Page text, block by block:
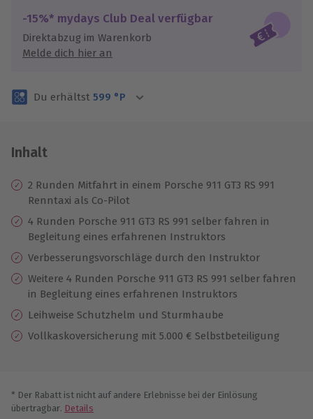
Jeder Gutschein für alle Erlebnisse einlösbar.
Maximale Sicherheit
3 Jahre gültig & verlängerbar.
-15%* mydays Club Deal verfügbar
Direktabzug im Warenkorb
Melde dich hier an
Du erhältst 599 °P
Inhalt
2 Runden Mitfahrt in einem Porsche 911 GT3 RS 991
Renntaxi als Co-Pilot
4 Runden Porsche 911 GT3 RS 991 selber fahren in
Begleitung eines erfahrenen Instruktors
Verbesserungsvorschläge durch den Instruktor
Weitere 4 Runden Porsche 911 GT3 RS 991 selber fahren
in Begleitung eines erfahrenen Instruktors
Leihweise Schutzhelm und Sturmhaube
Vollkaskoversicherung mit 5.000 € Selbstbeteiligung
* Der Rabatt ist nicht auf andere Erlebnisse bei der Einlösung
übertragbar. Details